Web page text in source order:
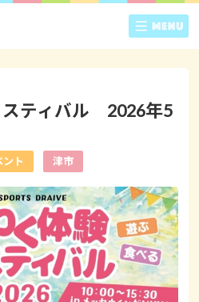
スティバル 2026年5
ント 津市